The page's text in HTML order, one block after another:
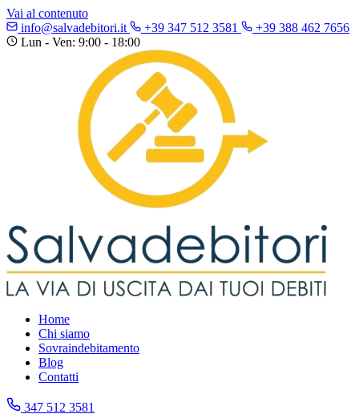
Vai al contenuto
info@salvadebitori.it
+39 347 512 3581
+39 388 462 7656
Lun - Ven: 9:00 - 18:00
Home
Chi siamo
Sovraindebitamento
Blog
Contatti
347 512 3581